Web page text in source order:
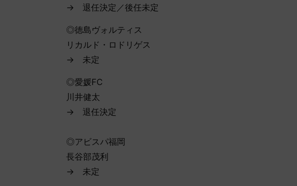
→ 退任決定／後任未定
◎徳島ヴォルティス
リカルド・ロドリゲス
→ 未定
◎愛媛FC
川井健太
→ 退任決定
◎アビスパ福岡
長谷部茂利
→ 未定